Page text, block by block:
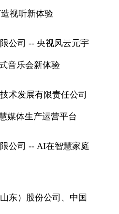
视听新体验
公司 -- 央视风云元宇
音乐会新体验
术发展有限责任公司
媒体生产运营平台
公司 -- AI在智慧家庭
东）股份公司、中国